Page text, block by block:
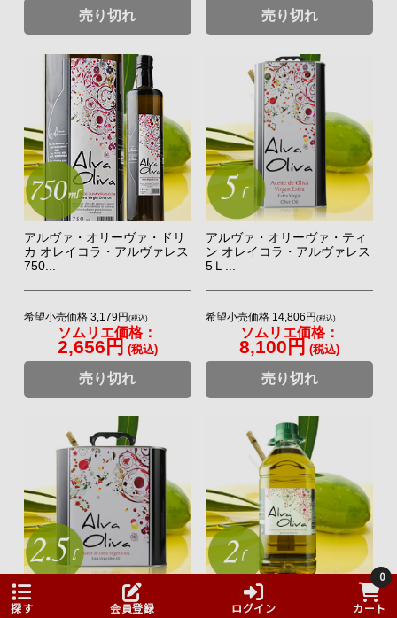
売り切れ 売り切れ
アルヴァ・オリーヴァ・ドリ
カ オレイコラ・アルヴァレス
750...
希望小売価格 3,179円(税込)
ソムリエ価格：
2,656円 (税込)
売り切れ
アルヴァ・オリーヴァ・ティ
ン オレイコラ・アルヴァレス
5Ｌ...
希望小売価格 14,806円(税込)
ソムリエ価格：
8,100円 (税込)
売り切れ
アルヴァ・オリーヴァ・ティ
ン オレイコラ・アルヴァレス
アルヴァ・オリーヴァ・ペッ
ト オレイコラ・アルヴァレス
探す 会員登録 ログイン
0
カート